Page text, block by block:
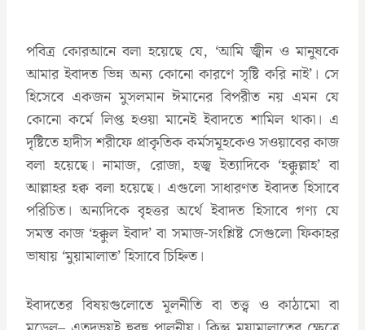
পবিত্র কোরআনে বলা হয়েছে যে, ‘আমি জ্বীন ও মানুষকে
আমার ইবাদত ভিন্ন অন্য কোনো কারণে সৃষ্টি করি নাই’। সে
হিসেবে একজন মুসলমান ঈমানের বিপরীত নয় এমন যে
কোনো কর্মে লিপ্ত হওয়া মানেই ইবাদতে শামিল থাকা। এ
দৃষ্টিতে হাদীস শরীফে প্রাকৃতিক কর্মসমূহকেও সওয়াবের কাজ
বলা হয়েছে। নামাজ, রোজা, হজ্ব ইত্যাদিকে ‘হক্কুল্লাহ’ বা
আল্লাহর হক্ব বলা হয়েছে। এগুলো সাধারণত ইবাদত হিসাবে
পরিচিত। অন্যদিকে বৃহত্তর অর্থে ইবাদত হিসাবে গণ্য যে
সমস্ত কাজ ‘হক্কুল ইবাদ’ বা সমাজ-সংশ্লিষ্ট সেগুলো ফিকাহর
ভাষায় ‘মুয়ামালাত’ হিসাবে চিহ্নিত।
ইবাদতের বিষয়গুলোতে মূলনীতি বা তত্ত্ব ও কাঠামো বা